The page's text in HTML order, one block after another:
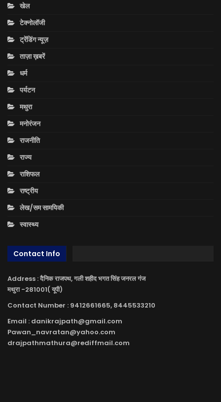
खेल
टेक्नोलॉजी
ट्रेंडिंग न्यूज़
ताज़ा ख़बरें
धर्म
पर्यटन
मथुरा
मनोरंजन
राजनीति
राज्य
राशिफल
राष्ट्रीय
लेख/सम सामयिकी
स्वास्थ्य
Contact Info
Address : दैनिक राजपथ, गली शहीद भगत सिंह जनरल गंज
मथुरा -281001( यूपी)
Contact Number : 9412661665, 8445533210
Email : danikrajpath@gmail.com
Pawan_navratan@yahoo.com
drajpathmathura@rediffmail.com